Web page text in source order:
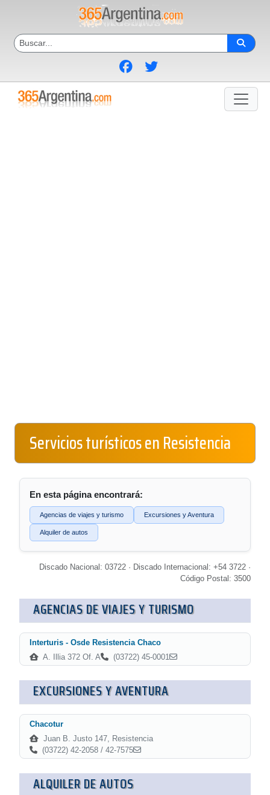
Servicios turísticos en Resistencia
En esta página encontrará:
Agencias de viajes y turismo Excursiones y Aventura
Alquiler de autos
Discado Nacional: 03722 · Discado Internacional: +54 3722 ·
Código Postal: 3500
AGENCIAS DE VIAJES Y TURISMO
Interturis - Osde Resistencia Chaco
A. Illia 372 Of. A
(03722) 45-0001
EXCURSIONES Y AVENTURA
Chacotur
Juan B. Justo 147, Resistencia
(03722) 42-2058 / 42-7575
ALQUILER DE AUTOS